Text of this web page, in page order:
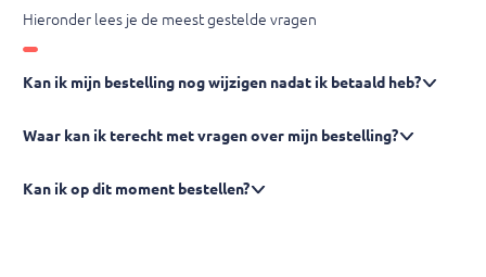
Hieronder lees je de meest gestelde vragen
Kan ik mijn bestelling nog wijzigen nadat ik betaald heb?
Waar kan ik terecht met vragen over mijn bestelling?
Kan ik op dit moment bestellen?